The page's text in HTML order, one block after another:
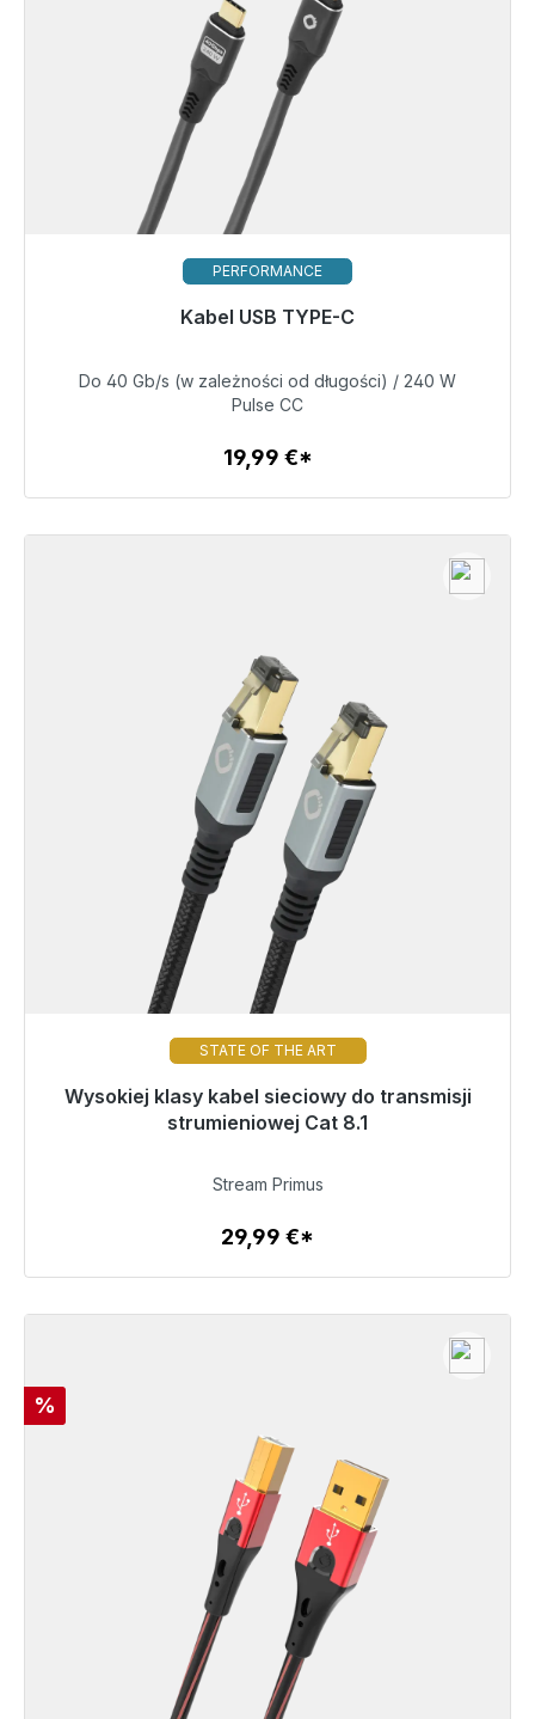
PERFORMANCE
Kabel USB TYPE-C
Gotowy do natychmiastowej wysyłki, czas dostawy
19,99 €
Szczegóły
Do 40 Gb/s (w zależności od długości) / 240 W
Pulse CC
19,99 €*
STATE OF THE ART
Wysokiej klasy kabel sieciowy do transmisji
strumieniowej Cat 8.1
Gotowy do natychmiastowej wysyłki, czas dostawy
48h*
29,99 €
Szczegóły
Stream Primus
29,99 €*
Rabat
%